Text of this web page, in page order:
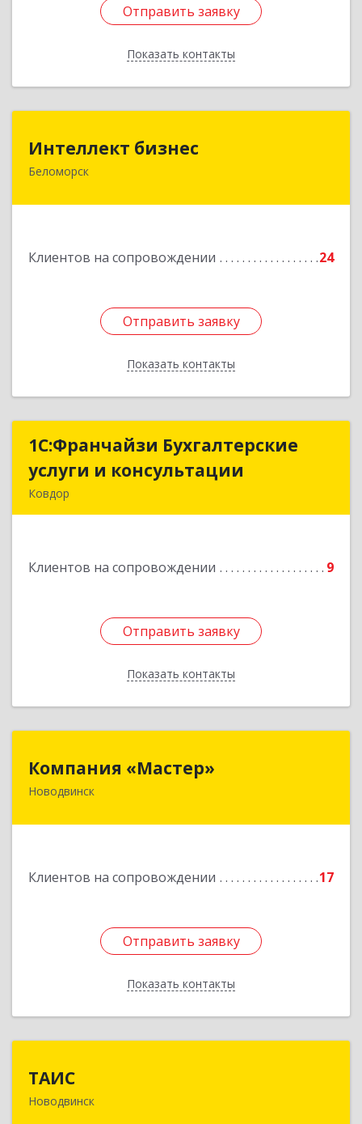
Отправить заявку
Показать контакты
Отправить заявку
Назад
Интеллект бизнес
Беломорск
Клиентов на сопровождении 24
Отправить заявку
Показать контакты
Отправить заявку
Назад
1С:Франчайзи Бухгалтерские
услуги и консультации
Ковдор
Клиентов на сопровождении 9
Отправить заявку
Показать контакты
1С:Франчайзи Бухгалтерские
услуги и консультации
Отправить заявку
Назад
Компания «Мастер»
Новодвинск
Клиентов на сопровождении 17
Отправить заявку
Показать контакты
164902, Архангельская обл, Новодвинск г,
Отправить заявку
Назад
ТАИС
Новодвинск164902, Архангельская обл, Новодвинск г,